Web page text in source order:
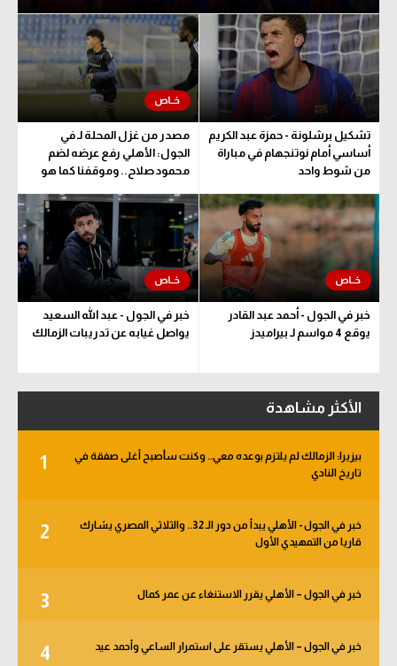
تشكيل برشلونة - حمزة عبد الكريم
أساسي أمام نوتنجهام في مباراة
من شوط واحد
مصدر من غزل المحلة لـ في
الجول: الأهلي رفع عرضه لضم
محمود صلاح.. وموقفنا كما هو
خبر في الجول - أحمد عبد القادر
يوقع 4 مواسم لـ بيراميدز
خبر في الجول - عبد الله السعيد
يواصل غيابه عن تدريبات الزمالك
الأكثر مشاهدة
1
بيزيرا: الزمالك لم يلتزم بوعده معي.. وكنت سأصبح أغلى صفقة في
تاريخ النادي
2
خبر في الجول - الأهلي يبدأ من دور الـ 32.. والثلاثي المصري يشارك
قاريا من التمهيدي الأول
3 خبر في الجول – الأهلي يقرر الاستنغاء عن عمر كمال
4 خبر في الجول – الأهلي يستقر على استمرار الساعي وأحمد عيد